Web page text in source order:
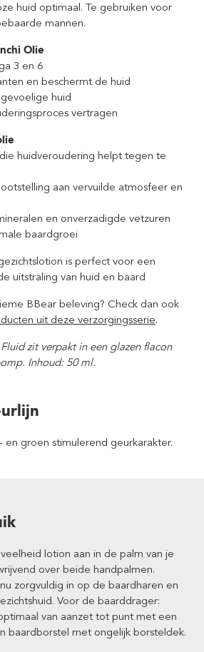
huid optimaal. Te gebruiken voor
mannen.
Olie
3 en 6
en beschermt de huid
huid
vertragen
huidveroudering helpt tegen te
aan vervuilde atmosfeer en
en onverzadigde vetzuren
baardgroei
is perfect voor een
uitstraling van huid en baard
BBear beleving? Check dan ook
uit deze verzorgingsserie.
zit verpakt in een glazen flacon
Inhoud: 50 ml.
en groen stimulerend geurkarakter.
lotion aan in de palm van je
over beide handpalmen.
zorgvuldig in op de baardharen en
Voor de baarddrager:
van aanzet tot punt met een
baardborstel met ongelijk borsteldek.